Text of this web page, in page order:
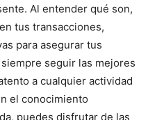
Al entender qué son,
tus transacciones,
para asegurar tus
seguir las mejores
a cualquier actividad
el conocimiento
puedes disfrutar de las